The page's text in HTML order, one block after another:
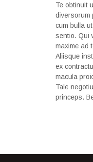
Te obtinuit
diversorum
cum bulla
sentio. Qui
maxime ad
Aliisque
ex
macula
Tale
princeps.